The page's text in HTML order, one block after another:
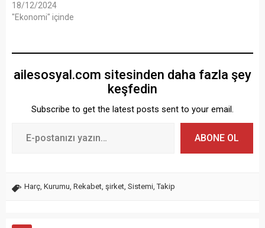
18/12/2024
"Ekonomi" içinde
ailesosyal.com sitesinden daha fazla şey
keşfedin
Subscribe to get the latest posts sent to your email.
ABONE OL
Harç, Kurumu, Rekabet, şirket, Sistemi,Takip